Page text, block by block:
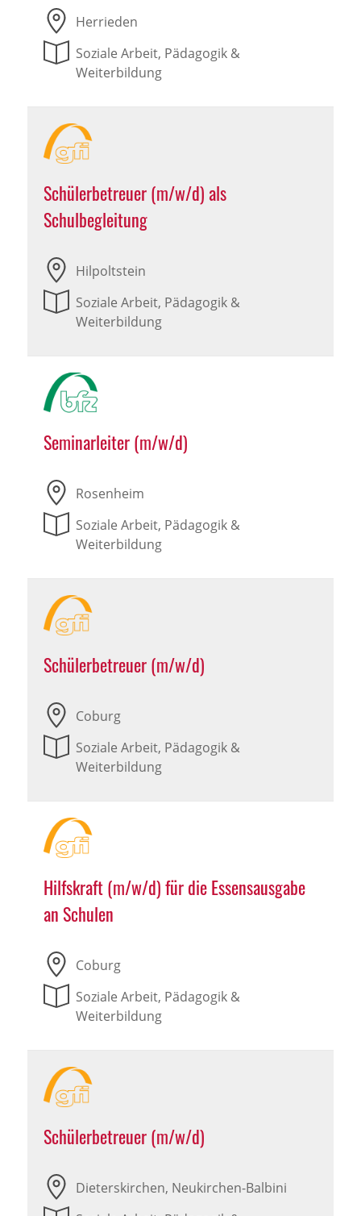
Herrieden
Soziale Arbeit, Pädagogik &
Weiterbildung
Schülerbetreuer (m/w/d) als
Schulbegleitung
Hilpoltstein
Soziale Arbeit, Pädagogik &
Weiterbildung
Seminarleiter (m/w/d)
Rosenheim
Soziale Arbeit, Pädagogik &
Weiterbildung
Schülerbetreuer (m/w/d)
Coburg
Soziale Arbeit, Pädagogik &
Weiterbildung
Hilfskraft (m/w/d) für die Essensausgabe
an Schulen
Coburg
Soziale Arbeit, Pädagogik &
Weiterbildung
Schülerbetreuer (m/w/d)
Dieterskirchen, Neukirchen-Balbini